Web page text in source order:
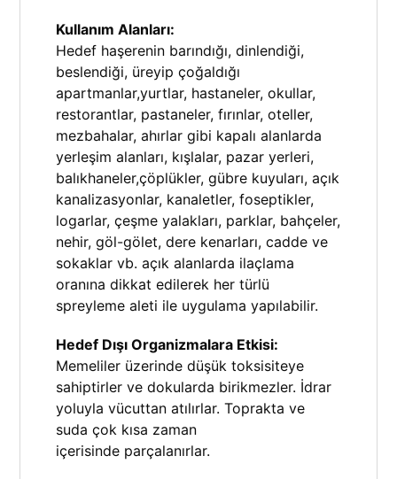
Kullanım Alanları:
Hedef haşerenin barındığı, dinlendiği,
beslendiği, üreyip çoğaldığı
apartmanlar,yurtlar, hastaneler, okullar,
restorantlar, pastaneler, fırınlar, oteller,
mezbahalar, ahırlar gibi kapalı alanlarda
yerleşim alanları, kışlalar, pazar yerleri,
balıkhaneler,çöplükler, gübre kuyuları, açık
kanalizasyonlar, kanaletler, foseptikler,
logarlar, çeşme yalakları, parklar, bahçeler,
nehir, göl-gölet, dere kenarları, cadde ve
sokaklar vb. açık alanlarda ilaçlama
oranına dikkat edilerek her türlü
spreyleme aleti ile uygulama yapılabilir.
Hedef Dışı Organizmalara Etkisi:
Memeliler üzerinde düşük toksisiteye
sahiptirler ve dokularda birikmezler. İdrar
yoluyla vücuttan atılırlar. Toprakta ve
suda çok kısa zaman
içerisinde parçalanırlar.